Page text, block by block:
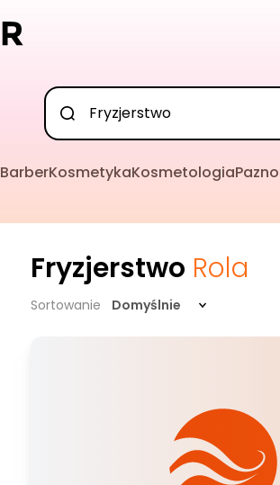
BarberKosmetykaKosmetologia
Fryzjerstwo Rola
Sortowanie Domyślnie